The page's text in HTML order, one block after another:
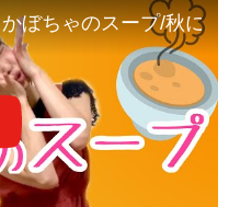
ぼちゃのスープ/秋に